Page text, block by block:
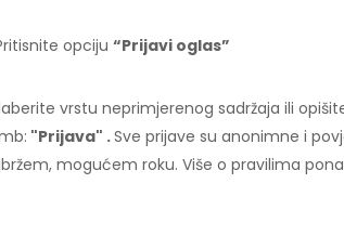
opciju “Prijavi oglas”
vrstu neprimjerenog sadržaja ili
"Prijava" .Sve prijave su anonimne i
mogućem roku. Više o pravilima